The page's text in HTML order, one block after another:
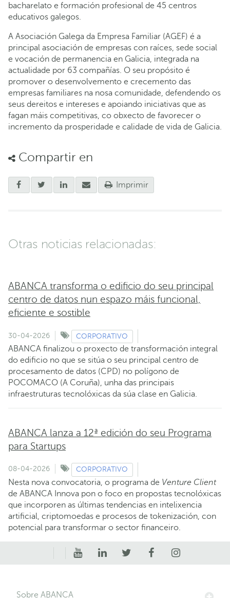
bacharelato e formación profesional de 45 centros
educativos galegos.
A Asociación Galega da Empresa Familiar (AGEF) é a
principal asociación de empresas con raíces, sede social
e vocación de permanencia en Galicia, integrada na
actualidade por 63 compañías. O seu propósito é
promover o desenvolvemento e crecemento das
empresas familiares na nosa comunidade, defendendo os
seus dereitos e intereses e apoiando iniciativas que as
fagan máis competitivas, co obxecto de favorecer o
incremento da prosperidade e calidade de vida de Galicia.
Compartir en
Imprimir
Otras noticias relacionadas:
ABANCA transforma o edificio do seu principal
centro de datos nun espazo máis funcional,
eficiente e sostible
30-04-2026 CORPORATIVO
ABANCA finalizou o proxecto de transformación integral
do edificio no que se sitúa o seu principal centro de
procesamento de datos (CPD) no polígono de
POCOMACO (A Coruña), unha das principais
infraestruturas tecnolóxicas da súa clase en Galicia.
ABANCA lanza a 12ª edición do seu Programa
para Startups
08-04-2026 CORPORATIVO
Nesta nova convocatoria, o programa de Venture Client
de ABANCA Innova pon o foco en propostas tecnolóxicas
que incorporen as últimas tendencias en intelixencia
artificial, criptomoedas e procesos de tokenización, con
potencial para transformar o sector financeiro.
Sobre ABANCA